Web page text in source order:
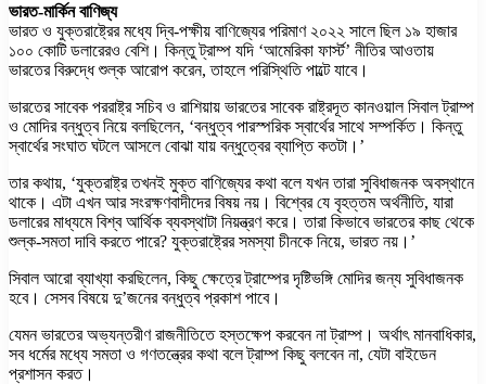
ভারত-মার্কিন বাণিজ্য
ভারত ও যুক্তরাষ্ট্রের মধ্যে দ্বি-পক্ষীয় বাণিজ্যের পরিমাণ ২০২২ সালে ছিল ১৯ হাজার
১০০ কোটি ডলারেরও বেশি। কিন্তু ট্রাম্প যদি ‘আমেরিকা ফার্স্ট’ নীতির আওতায়
ভারতের বিরুদ্ধে শুল্ক আরোপ করেন, তাহলে পরিস্থিতি পাল্টে যাবে।
ভারতের সাবেক পররাষ্ট্র সচিব ও রাশিয়ায় ভারতের সাবেক রাষ্ট্রদূত কানওয়াল সিবাল ট্রাম্প
ও মোদির বন্ধুত্ব নিয়ে বলছিলেন, ‘বন্ধুত্ব পারস্পরিক স্বার্থের সাথে সম্পর্কিত। কিন্তু
স্বার্থের সংঘাত ঘটলে আসলে বোঝা যায় বন্ধুত্বের ব্যাপ্তি কতটা।’
তার কথায়, ‘যুক্তরাষ্ট্র তখনই মুক্ত বাণিজ্যের কথা বলে যখন তারা সুবিধাজনক অবস্থানে
থাকে। এটা এখন আর সংরক্ষণবাদীদের বিষয় নয়। বিশ্বের যে বৃহত্তম অর্থনীতি, যারা
ডলারের মাধ্যমে বিশ্ব আর্থিক ব্যবস্থাটা নিয়ন্ত্রণ করে। তারা কিভাবে ভারতের কাছ থেকে
শুল্ক-সমতা দাবি করতে পারে? যুক্তরাষ্ট্রের সমস্যা চীনকে নিয়ে, ভারত নয়।’
সিবাল আরো ব্যাখ্যা করছিলেন, কিছু ক্ষেত্রে ট্রাম্পের দৃষ্টিভঙ্গি মোদির জন্য সুবিধাজনক
হবে। সেসব বিষয়ে দু’জনের বন্ধুত্ব প্রকাশ পাবে।
যেমন ভারতের অভ্যন্তরীণ রাজনীতিতে হস্তক্ষেপ করবেন না ট্রাম্প। অর্থাৎ মানবাধিকার,
সব ধর্মের মধ্যে সমতা ও গণতন্ত্রের কথা বলে ট্রাম্প কিছু বলবেন না, যেটা বাইডেন
প্রশাসন করত।